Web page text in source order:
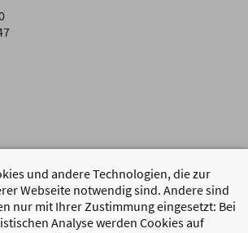
und andere Technologien, die zur
Webseite notwendig sind. Andere sind
nur mit Ihrer Zustimmung eingesetzt: Bei
Analyse werden Cookies auf